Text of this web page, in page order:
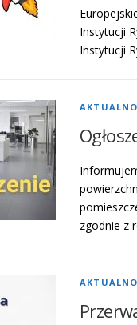
Instytucji
Instytucji
zgodnie z